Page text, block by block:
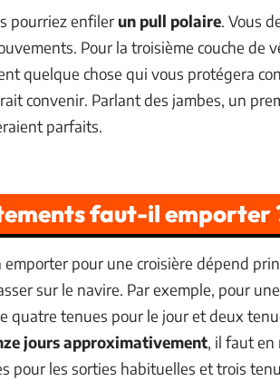
pourriez enfiler un pull polaire. Vous
Pour la troisième couche de
quelque chose qui vous protégera
convenir. Parlant des jambes, un
parfaits.
faut-il emporter
pour une croisière dépend
sur le navire. Par exemple, pour une
quatre tenues pour le jour et deux
jours approximativement, il faut en
pour les sorties habituelles et trois